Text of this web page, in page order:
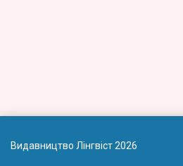
Видавництво Лінгвіст 2026